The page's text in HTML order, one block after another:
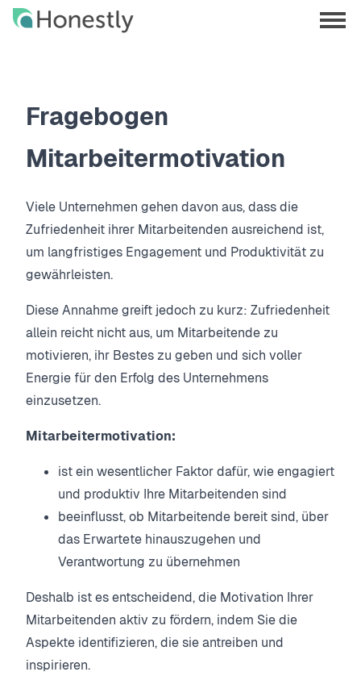
Skip
Skip
menu
Fragebogen
Mitarbeitermotivation
Viele Unternehmen gehen davon aus, dass die
Zufriedenheit ihrer Mitarbeitenden ausreichend ist,
um langfristiges Engagement und Produktivität zu
gewährleisten.
Diese Annahme greift jedoch zu kurz: Zufriedenheit
allein reicht nicht aus, um Mitarbeitende zu
motivieren, ihr Bestes zu geben und sich voller
Energie für den Erfolg des Unternehmens
einzusetzen.
Mitarbeitermotivation:
ist ein wesentlicher Faktor dafür, wie engagiert
und produktiv Ihre Mitarbeitenden sind
beeinflusst, ob Mitarbeitende bereit sind, über
das Erwartete hinauszugehen und
Verantwortung zu übernehmen
Deshalb ist es entscheidend, die Motivation Ihrer
Mitarbeitenden aktiv zu fördern, indem Sie die
Aspekte identifizieren, die sie antreiben und
inspirieren.